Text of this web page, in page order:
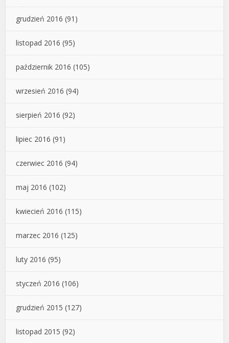
grudzień 2016 (91)
listopad 2016 (95)
październik 2016 (105)
wrzesień 2016 (94)
sierpień 2016 (92)
lipiec 2016 (91)
czerwiec 2016 (94)
maj 2016 (102)
kwiecień 2016 (115)
marzec 2016 (125)
luty 2016 (95)
styczeń 2016 (106)
grudzień 2015 (127)
listopad 2015 (92)